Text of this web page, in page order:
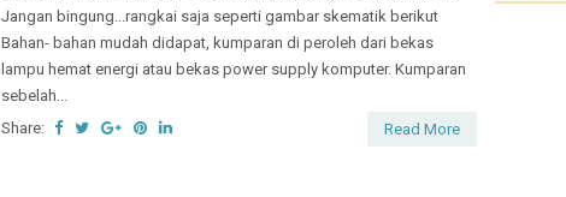
Jangan bingung...rangkai saja seperti gambar skematik berikut
Bahan- bahan mudah didapat, kumparan di peroleh dari bekas
lampu hemat energi atau bekas power supply komputer. Kumparan
sebelah...
Share:
Read More